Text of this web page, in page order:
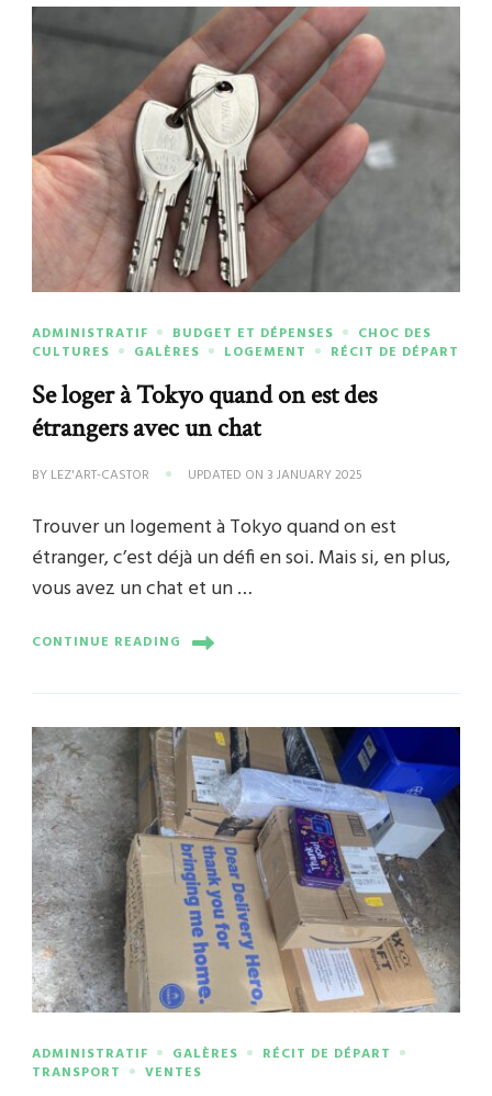
ADMINISTRATIF BUDGET ET DÉPENSES
CHOC DES
CULTURES
GALÈRES LOGEMENT RÉCIT DE DÉPART
Se loger à Tokyo quand on est des
étrangers avec un chat
BY LEZ'ART-CASTOR UPDATED ON 3 JANUARY 2025
Trouver un logement à Tokyo quand on est
étranger, c’est déjà un défi en soi. Mais si, en plus,
vous avez un chat et un …
CONTINUE READING
ADMINISTRATIF GALÈRES
RÉCIT DE DÉPART
TRANSPORT
VENTES